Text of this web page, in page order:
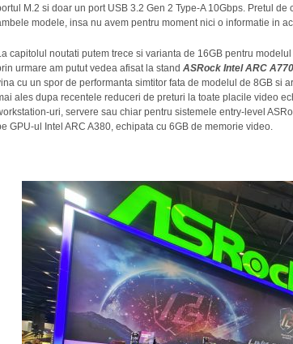
M.2 si doar un port USB 3.2 Gen 2 Type-A 10Gbps. Pretul
modele, insa nu avem pentru moment nici o informatie in
capitolul noutati putem trece si varianta de 16GB pentru
urmare am putut vedea afisat la stand ASRock Intel ARC
cu un spor de performanta simtitor fata de modelul de 8GB si
ales dupa recentele reduceri de preturi la toate placile video
uri, servere sau chiar pentru sistemele entry-level
GPU-ul Intel ARC A380, echipata cu 6GB de memorie video.